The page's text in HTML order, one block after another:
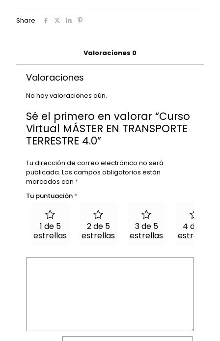
Share
Valoraciones 0
Valoraciones
No hay valoraciones aún.
Sé el primero en valorar “Curso
Virtual MÁSTER EN TRANSPORTE
TERRESTRE 4.0”
Tu dirección de correo electrónico no será
publicada. Los campos obligatorios están
marcados con *
Tu puntuación *
1 de 5
estrellas
2 de 5
estrellas
3 de 5
estrellas
4 de 5
estrellas